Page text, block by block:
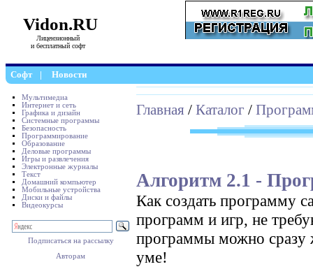
Vidon.RU
Лицензионный
и бесплатный софт
Софт | Новости
Мультимедиа
Интернет и сеть
Графика и дизайн
Системные программы
Безопасность
Программирование
Образование
Деловые программы
Игры и развлечения
Электронные журналы
Текст
Домашний компьютер
Мобильные устройства
Диски и файлы
Видеокурсы
Подписаться на рассылку
Авторам
Главная / Каталог /
Алгоритм 2.1 -
Как создать программу
программ и игр, не
программы можно сразу
уме!